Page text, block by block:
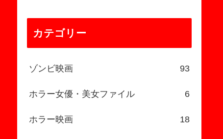
カテゴリー
ゾンビ映画 93
ホラー女優・美女ファイル 6
ホラー映画 18